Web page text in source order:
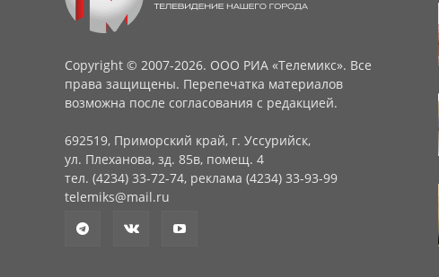
Copyright © 2007-2026. ООО РИА «Телемикс». Все
права защищены. Перепечатка материалов
возможна после согласования с редакцией.
692519, Приморский край, г. Уссурийск,
ул. Плеханова, зд. 85в, помещ. 4
тел. (4234) 33-72-74, реклама (4234) 33-93-99
telemiks@mail.ru